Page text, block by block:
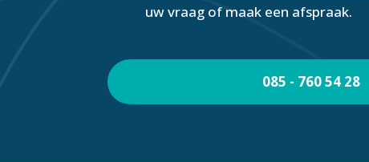
uw vraag of maak een afspraak.
085 - 760 54 28